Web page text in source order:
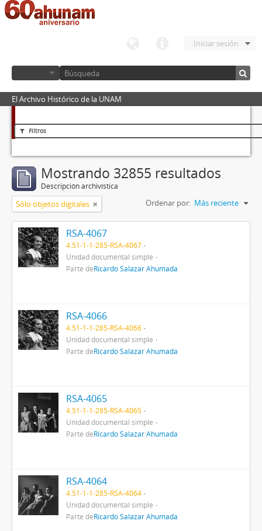
Iniciar sesión
El Archivo Histórico de la UNAM
Filtros
Mostrando 32855 resultados
Descripción archivística
Sólo objetos digitales Ordenar por: Más reciente
RSA-4067
4.51-1-1-285-RSA-4067
Unidad documental simple
Parte deRicardo Salazar Ahumada
RSA-4066
4.51-1-1-285-RSA-4066
Unidad documental simple
Parte deRicardo Salazar Ahumada
RSA-4065
4.51-1-1-285-RSA-4065
Unidad documental simple
Parte deRicardo Salazar Ahumada
RSA-4064
4.51-1-1-285-RSA-4064
Unidad documental simple
Parte deRicardo Salazar Ahumada